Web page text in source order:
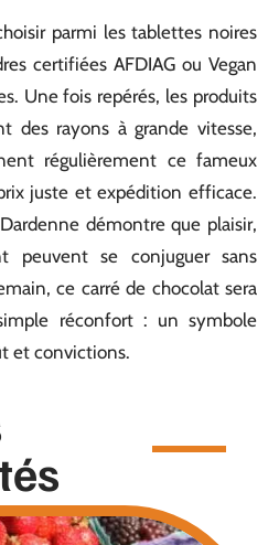
parmi les tablettes noires
certifiées AFDIAG ou Vegan
Une fois repérés, les produits
des rayons à grande vitesse,
régulièrement ce fameux
juste et expédition efficace.
démontre que plaisir,
peuvent se conjuguer sans
ce carré de chocolat sera
réconfort : un symbole
et convictions.